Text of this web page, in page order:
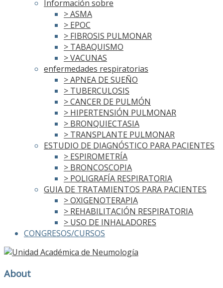
Información sobre
> ASMA
> EPOC
> FIBROSIS PULMONAR
> TABAQUISMO
> VACUNAS
enfermedades respiratorias
> APNEA DE SUEÑO
> TUBERCULOSIS
> CANCER DE PULMÓN
> HIPERTENSIÓN PULMONAR
> BRONQUIECTASIA
> TRANSPLANTE PULMONAR
ESTUDIO DE DIAGNÓSTICO PARA PACIENTES
> ESPIROMETRÍA
> BRONCOSCOPIA
> POLIGRAFÍA RESPIRATORIA
GUIA DE TRATAMIENTOS PARA PACIENTES
> OXIGENOTERAPIA
> REHABILITACIÓN RESPIRATORIA
> USO DE INHALADORES
CONGRESOS/CURSOS
About